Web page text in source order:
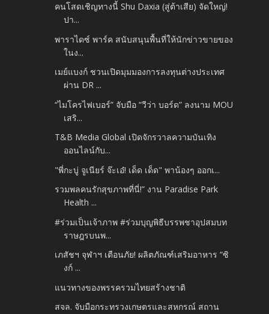
คนโสดเชิญทางนี้ Shu Daxia (สู่ต้าเสีย) จัดใหญ่!
ปา...
พาราไดซ์ พาร์ค สนับสนุนพื้นที่ให้นักข่าวขายของ
ในง...
เมย์แบงก์ ชวนเปิดมุมมองการลงทุนต่างประเทศ
ผ่าน DR ...
“ไมโครไฟเบอร์” จับมือ “วีว่า บอร์ด” ลงนาม MOU
เสริ...
T&B Media Global เปิดจักรวาลความบันเทิง
ออนไลน์กับ...
"พี่กะบู่ จูเนียร์ จ๊ะเอ๋! เด็ด เด็ด" พาน้องๆ ออกเ...
รวมพลคนรักสุขภาพที่นี่!” งาน Paradise Park
Health ...
#ร่วมเป็นเจ้าภาพ #ร่วมบุญพิธีบรรพชาอุปสมบท
ราษฎรบนพ...
เภสัชฯ จุฬาฯ เตือนภัย! ผลิตภัณฑ์เสริมอาหาร “ซิ
งก์ ...
แนวทางของพรรครวมไทยสร้างชาติ
สจล. จับมือกระทรวงเกษตรและสหกรณ์ สถาน